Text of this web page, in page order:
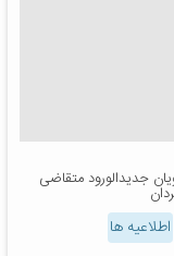
جدیدالورود متقاضی
اطلاعیه ها